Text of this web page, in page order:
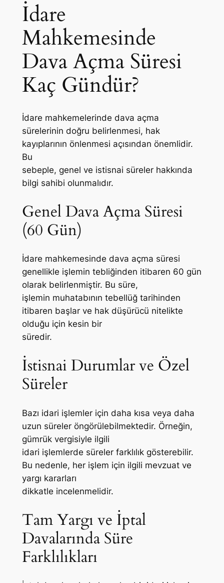
İdare
Mahkemesinde
Dava Açma Süresi
Kaç Gündür?
İdare mahkemelerinde dava açma
sürelerinin doğru belirlenmesi, hak
kayıplarının önlenmesi açısından önemlidir.
Bu
sebeple, genel ve istisnai süreler hakkında
bilgi sahibi olunmalıdır.
Genel Dava Açma Süresi
(60 Gün)
İdare mahkemesinde dava açma süresi
genellikle işlemin tebliğinden itibaren 60 gün
olarak belirlenmiştir. Bu süre,
işlemin muhatabının tebellüğ tarihinden
itibaren başlar ve hak düşürücü nitelikte
olduğu için kesin bir
süredir.
İstisnai Durumlar ve Özel
Süreler
Bazı idari işlemler için daha kısa veya daha
uzun süreler öngörülebilmektedir. Örneğin,
gümrük vergisiyle ilgili
idari işlemlerde süreler farklılık gösterebilir.
Bu nedenle, her işlem için ilgili mevzuat ve
yargı kararları
dikkatle incelenmelidir.
Tam Yargı ve İptal
Davalarında Süre
Farklılıkları